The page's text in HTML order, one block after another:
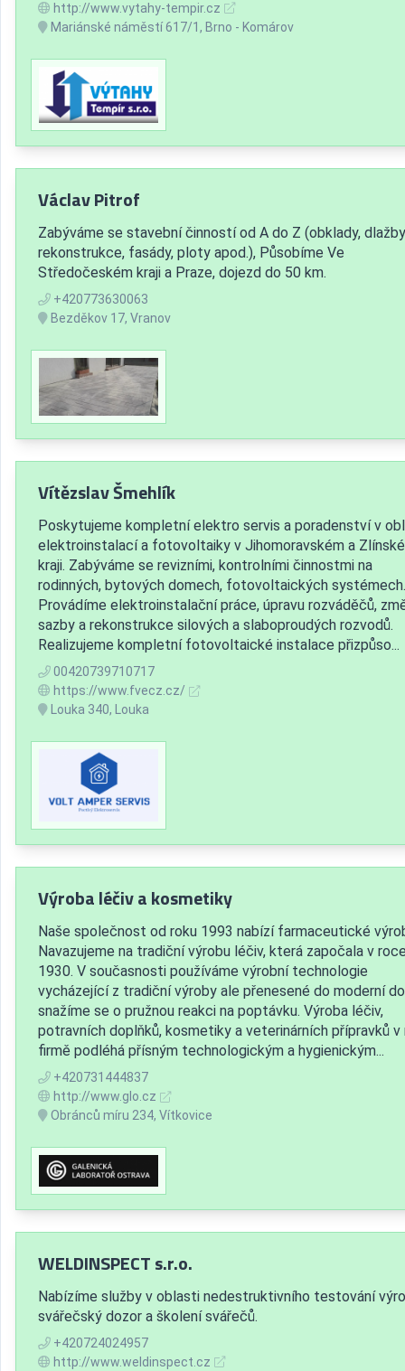
http://www.vytahy-tempir.cz
Mariánské náměstí 617/1, Brno - Komárov
Václav Pitrof
Zabýváme se stavební činností od A do Z (obklady,
rekonstrukce, fasády, ploty apod.), Působíme Ve
Středočeském kraji a Praze, dojezd do 50 km.
+420773630063
Bezděkov 17, Vranov
Vítězslav Šmehlík
Poskytujeme kompletní elektro servis a poradenství v
elektroinstalací a fotovoltaiky v Jihomoravském a
kraji. Zabýváme se revizními, kontrolními činnostmi na
rodinných, bytových domech, fotovoltaických systémech.
Provádíme elektroinstalační práce, úpravu rozváděčů,
sazby a rekonstrukce silových a slaboproudých rozvodů.
Realizujeme kompletní fotovoltaické instalace přizpůso...
00420739710717
https://www.fvecz.cz/
Louka 340, Louka
Výroba léčiv a kosmetiky
Naše společnost od roku 1993 nabízí farmaceutické
Navazujeme na tradiční výrobu léčiv, která započala v
1930. V současnosti používáme výrobní technologie
vycházející z tradiční výroby ale přenesené do moderní
snažíme se o pružnou reakci na poptávku. Výroba léčiv,
potravních doplňků, kosmetiky a veterinárních přípravků v
firmě podléhá přísným technologickým a hygienickým...
+420731444837
http://www.glo.cz
Obránců míru 234, Vítkovice
WELDINSPECT s.r.o.
Nabízíme služby v oblasti nedestruktivního testování
svářečský dozor a školení svářečů.
+420724024957
http://www.weldinspect.cz